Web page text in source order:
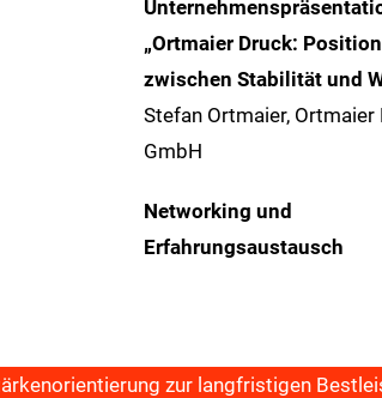
„Ortmaier Druck:
zwischen Stabilität und
Stefan Ortmaier, Ortmaier
GmbH
Networking und
Erfahrungsaustausch
zur langfristigen